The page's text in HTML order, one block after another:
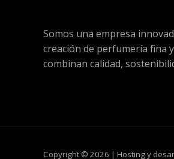
Somos una empresa
creación de perfumería fina
combinan calidad,
Copyright © 2026 | Hosting y